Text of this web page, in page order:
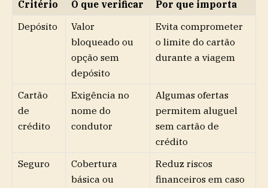
Critério O que verificar
Por que importa
Depósito
Valor
bloqueado ou
opção sem
depósito
Evita comprometer
o limite do cartão
durante a viagem
Cartão
de
crédito
Exigência no
nome do
condutor
Algumas ofertas
permitem aluguel
sem cartão de
crédito
Seguro
Cobertura
básica ou
Reduz riscos
financeiros em caso